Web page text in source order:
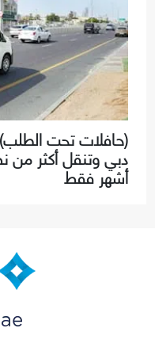
دبي وتنقل أكثر
أشهر فقط